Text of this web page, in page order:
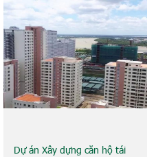
Dự án Xây dựng căn hộ tái